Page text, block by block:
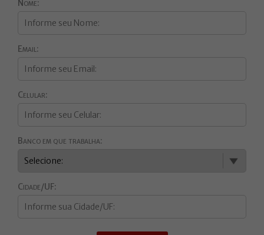
Nome:
Email:
Celular:
Banco em que trabalha:
Cidade/UF: